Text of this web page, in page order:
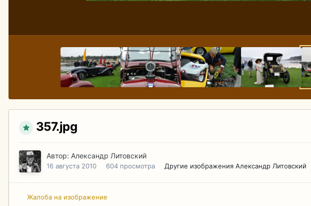
357.jpg
Автор: Александр Литовский
16 августа 2010 604 просмотра Другие изображения Александр Литовский
Жалоба на изображение